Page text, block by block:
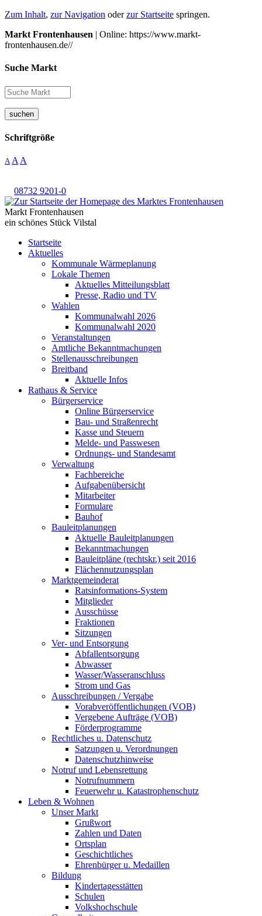
Zum Inhalt, zur Navigation oderzur Startseite springen.
Markt Frontenhausen | Online: https://www.markt-
frontenhausen.de//
Suche Markt
suchen
Schriftgröße
A A A
08732 9201-0
Markt Frontenhausen
ein schönes Stück Vilstal
Startseite
Aktuelles
Kommunale Wärmeplanung
Lokale Themen
Aktuelles Mitteilungsblatt
Presse, Radio und TV
Wahlen
Kommunalwahl 2026
Kommunalwahl 2020
Veranstaltungen
Amtliche Bekanntmachungen
Stellenausschreibungen
Breitband
Aktuelle Infos
Rathaus & Service
Bürgerservice
Online Bürgerservice
Bau- und Straßenrecht
Kasse und Steuern
Melde- und Passwesen
Ordnungs- und Standesamt
Verwaltung
Fachbereiche
Aufgabenübersicht
Mitarbeiter
Formulare
Bauhof
Bauleitplanungen
Aktuelle Bauleitplanungen
Bekanntmachungen
Bauleitpläne (rechtskr.) seit 2016
Flächennutzungsplan
Marktgemeinderat
Ratsinformations-System
Mitglieder
Ausschüsse
Fraktionen
Sitzungen
Ver- und Entsorgung
Abfallentsorgung
Abwasser
Wasser/Wasseranschluss
Strom und Gas
Ausschreibungen / Vergabe
Vorabveröffentlichungen (VOB)
Vergebene Aufträge (VOB)
Förderprogramme
Rechtliches u. Datenschutz
Satzungen u. Verordnungen
Datenschutzhinweise
Notruf und Lebensrettung
Notrufnummern
Feuerwehr u. Katastrophenschutz
Leben & Wohnen
Unser Markt
Grußwort
Zahlen und Daten
Ortsplan
Geschichtliches
Ehrenbürger u. Medaillen
Bildung
Kindertagesstätten
Schulen
Volkshochschule